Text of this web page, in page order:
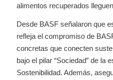
alimentos recuperados
Desde BASF señalaron que
refleja el compromiso de
concretas que conecten
bajo el pilar “Sociedad” de la
Sostenibilidad. Además,